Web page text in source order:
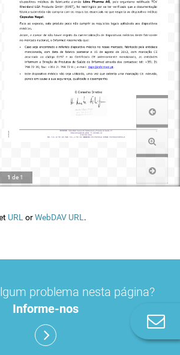
1 de 1
URL orWebDAV URL .
problema nesta página?
Informe-nos